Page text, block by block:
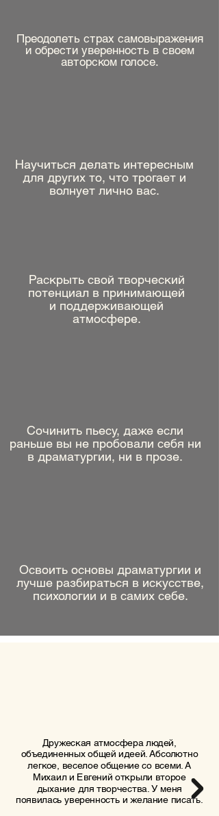
Преодолеть страх самовыражения
и обрести уверенность в своем
авторском голосе.
Научиться делать интересным
для других то, что трогает и
волнует лично вас.
Раскрыть свой творческий
потенциал в принимающей
и поддерживающей
атмосфере.
Сочинить пьесу, даже если
раньше вы не пробовали себя ни
в драматургии, ни в прозе.
Освоить основы драматургии и
лучше разбираться в искусстве,
психологии и в самих себе.
Дружеская атмосфера людей,
объединенных общей идеей. Абсолютно
легкое, веселое общение со всеми. А
Михаил и Евгений открыли второе
дыхание для творчества. У меня
появилась уверенность и желание писать.